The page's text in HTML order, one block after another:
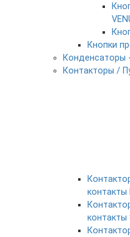
Кнопки
Конденсаторы
Контакторы /
контакты
контакты